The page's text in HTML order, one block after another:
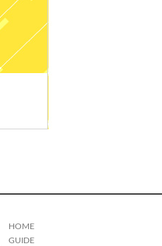
HOME
GUIDE